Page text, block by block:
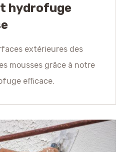
hydrofuge
extérieures des
mousses grâce à notre
efficace.